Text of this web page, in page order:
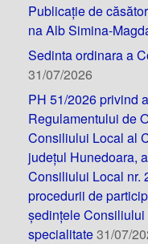
Publicație de
na Alb Simina-
Sedinta ordinara a
31/07/2026
PH 51/2026 privind
Regulamentului de
Consiliului Local al
județul Hunedoara,
Consiliului Local nr.
procedurii de
ședințele
specialitate31/07/